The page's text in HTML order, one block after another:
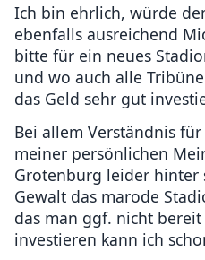
Ich bin ehrlich, würde
ebenfalls ausreichend
bitte für ein neues
und wo auch alle
das Geld sehr gut
Bei allem Verständnis
meiner persönlichen
Grotenburg leider
Gewalt das marode
das man ggf. nicht
investieren kann ich